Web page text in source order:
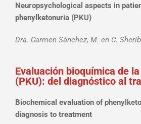
Neuropsychological aspects in
phenylketonuria (PKU)
Dra. Carmen Sánchez, M. en C.
Evaluación bioquímica de
(PKU): del diagnóstico al
Biochemical evaluation of
diagnosis to treatment